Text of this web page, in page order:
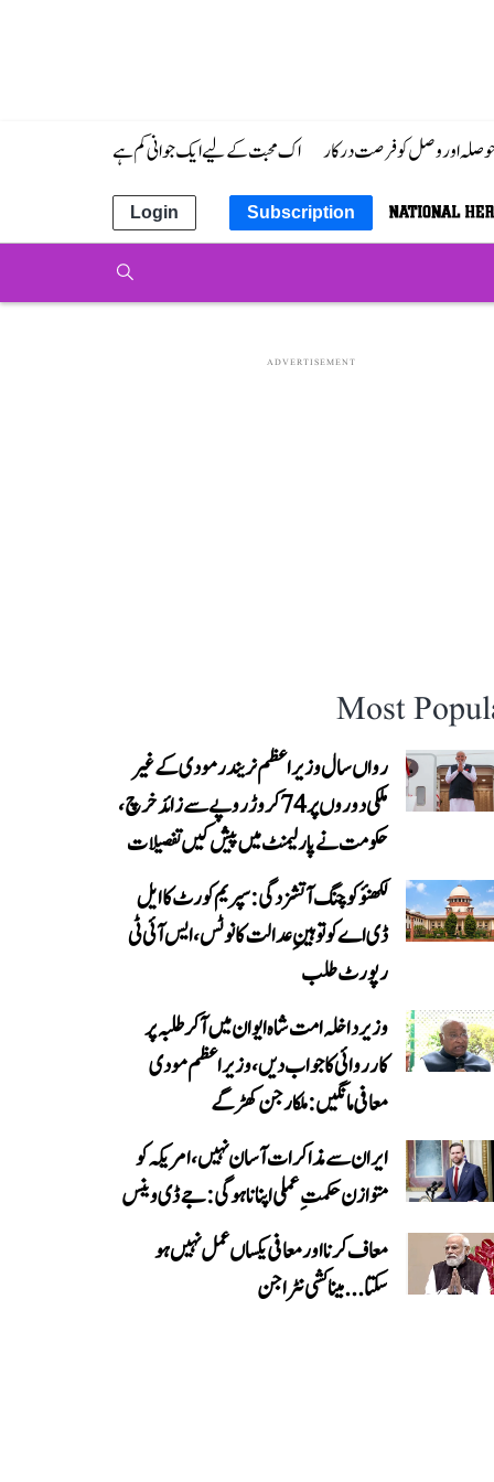
حوصلہ اور وصل کو فرصت درکار اک محبت کے لیے ایک جوانی کم ہے
Subscription
Login
ADVERTISEMENT
Most
رواں سال وزیر اعظم نریندر مودی کے غیر
ملکی دوروں پر 74 کروڑ روپے سے زائد خرچ،
حکومت نے پارلیمنٹ میں پیش کیں تفصیلات
لکھنؤ کوچنگ آتشزدگی: سپریم کورٹ کا ایل
ڈی اے کو توہینِ عدالت کا نوٹس، ایس آئی ٹی
رپورٹ طلب
وزیر داخلہ امت شاہ ایوان میں آ کر طلبہ پر
کارروائی کا جواب دیں، وزیر اعظم مودی
معافی مانگیں: ملکارجن کھڑگے
ایران سے مذاکرات آسان نہیں، امریکہ کو
متوازن حکمتِ عملی اپنانا ہوگی: جے ڈی وینس
معاف کرنا اور معافی یکساں عمل نہیں ہو
سکتا... میناکشی نٹراجن